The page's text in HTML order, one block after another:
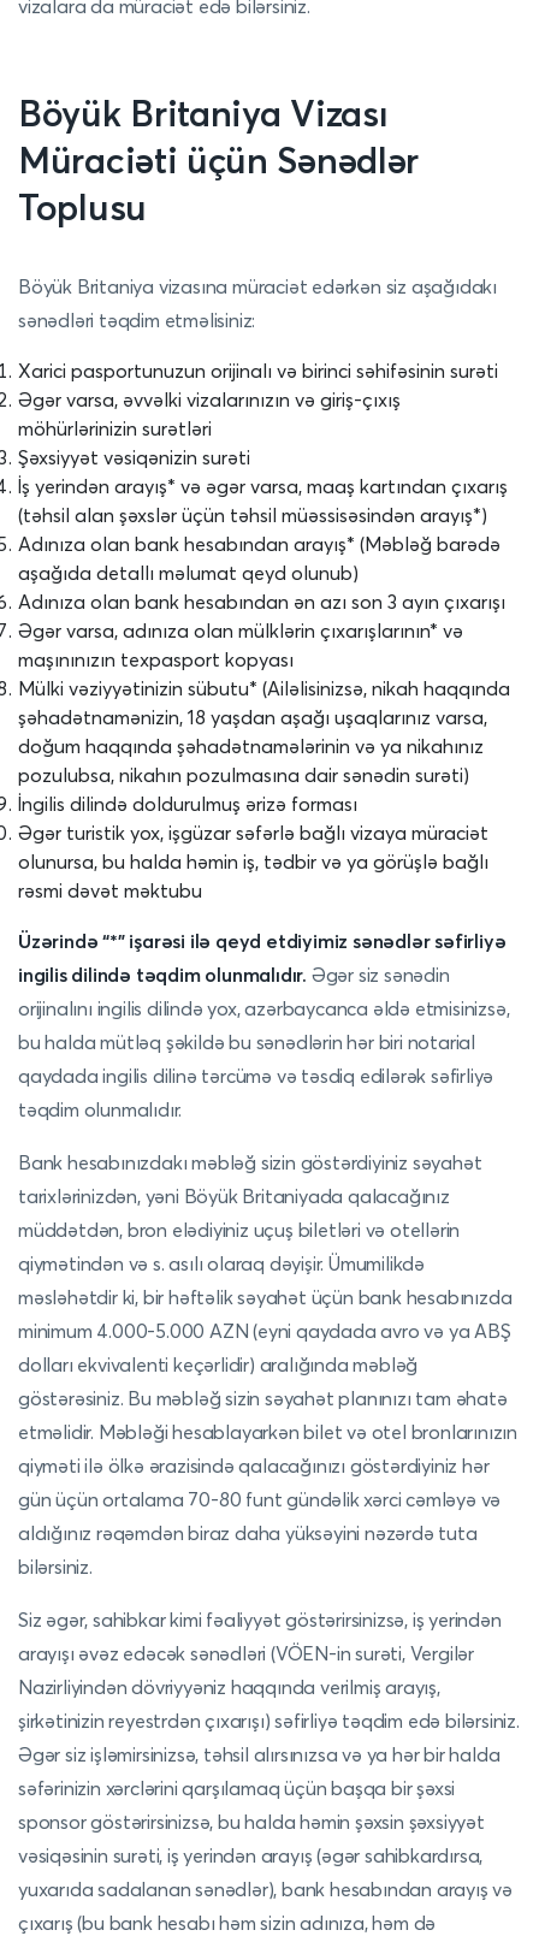
vizalara da müraciət edə bilərsiniz.
Böyük Britaniya Vizası
Müraciəti üçün Sənədlər
Toplusu
Böyük Britaniya vizasına müraciət edərkən siz aşağıdakı
sənədləri təqdim etməlisiniz:
Xarici pasportunuzun orijinalı və birinci səhifəsinin surəti
Əgər varsa, əvvəlki vizalarınızın və giriş-çıxış
möhürlərinizin surətləri
Şəxsiyyət vəsiqənizin surəti
İş yerindən arayış* və əgər varsa, maaş kartından çıxarış
(təhsil alan şəxslər üçün təhsil müəssisəsindən arayış*)
Adınıza olan bank hesabından arayış* (Məbləğ barədə
aşağıda detallı məlumat qeyd olunub)
Adınıza olan bank hesabından ən azı son 3 ayın çıxarışı
Əgər varsa, adınıza olan mülklərin çıxarışlarının* və
maşınınızın texpasport kopyası
Mülki vəziyyətinizin sübutu* (Ailəlisinizsə, nikah haqqında
şəhadətnamənizin, 18 yaşdan aşağı uşaqlarınız varsa,
doğum haqqında şəhadətnamələrinin və ya nikahınız
pozulubsa, nikahın pozulmasına dair sənədin surəti)
İngilis dilində doldurulmuş ərizə forması
Əgər turistik yox, işgüzar səfərlə bağlı vizaya müraciət
olunursa, bu halda həmin iş, tədbir və ya görüşlə bağlı
rəsmi dəvət məktubu
Üzərində “*” işarəsi ilə qeyd etdiyimiz sənədlər səfirliyə
ingilis dilində təqdim olunmalıdır. Əgər siz sənədin
orijinalını ingilis dilində yox, azərbaycanca əldə etmisinizsə,
bu halda mütləq şəkildə bu sənədlərin hər biri notarial
qaydada ingilis dilinə tərcümə və təsdiq edilərək səfirliyə
təqdim olunmalıdır.
Bank hesabınızdakı məbləğ sizin göstərdiyiniz səyahət
tarixlərinizdən, yəni Böyük Britaniyada qalacağınız
müddətdən, bron elədiyiniz uçuş biletləri və otellərin
qiymətindən və s. asılı olaraq dəyişir. Ümumilikdə
məsləhətdir ki, bir həftəlik səyahət üçün bank hesabınızda
minimum 4.000-5.000 AZN (eyni qaydada avro və ya ABŞ
dolları ekvivalenti keçərlidir) aralığında məbləğ
göstərəsiniz. Bu məbləğ sizin səyahət planınızı tam əhatə
etməlidir. Məbləği hesablayarkən bilet və otel bronlarınızın
qiyməti ilə ölkə ərazisində qalacağınızı göstərdiyiniz hər
gün üçün ortalama 70-80 funt gündəlik xərci cəmləyə və
aldığınız rəqəmdən biraz daha yüksəyini nəzərdə tuta
bilərsiniz.
Siz əgər, sahibkar kimi fəaliyyət göstərirsinizsə, iş yerindən
arayışı əvəz edəcək sənədləri (VÖEN-in surəti, Vergilər
Nazirliyindən dövriyyəniz haqqında verilmiş arayış,
şirkətinizin reyestrdən çıxarışı) səfirliyə təqdim edə bilərsiniz.
Əgər siz işləmirsinizsə, təhsil alırsınızsa və ya hər bir halda
səfərinizin xərclərini qarşılamaq üçün başqa bir şəxsi
sponsor göstərirsinizsə, bu halda həmin şəxsin şəxsiyyət
vəsiqəsinin surəti, iş yerindən arayış (əgər sahibkardırsa,
yuxarıda sadalanan sənədlər), bank hesabından arayış və
çıxarış (bu bank hesabı həm sizin adınıza, həm də